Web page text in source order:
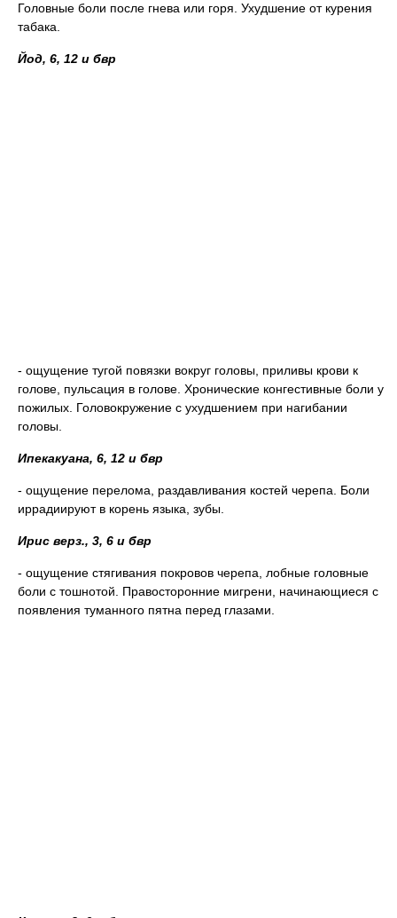
Головные боли после гнева или горя. Ухудшение от курения
табака.
Йод, 6, 12 и бвр
- ощущение тугой повязки вокруг головы, приливы крови к
голове, пульсация в голове. Хронические конгестивные боли у
пожилых. Головокружение с ухудшением при нагибании
головы.
Ипекакуана, 6, 12 и бвр
- ощущение перелома, раздавливания костей черепа. Боли
иррадиируют в корень языка, зубы.
Ирис верз., 3, 6 и бвр
- ощущение стягивания покровов черепа, лобные головные
боли с тошнотой. Правосторонние мигрени, начинающиеся с
появления туманного пятна перед глазами.